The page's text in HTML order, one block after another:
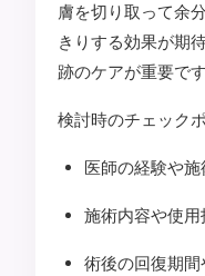
膚を切り取って余
きりする効果が期
跡のケアが重要です
検討時のチェック
医師の経験や
施術内容や使
術後の回復期